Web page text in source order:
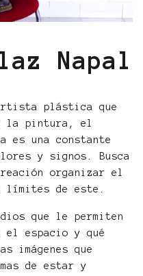
Napal
plástica que
la pintura, el
es una constante
y signos. Busca
organizar el
límites de este.
que le permiten
el espacio y qué
imágenes que
de estar y